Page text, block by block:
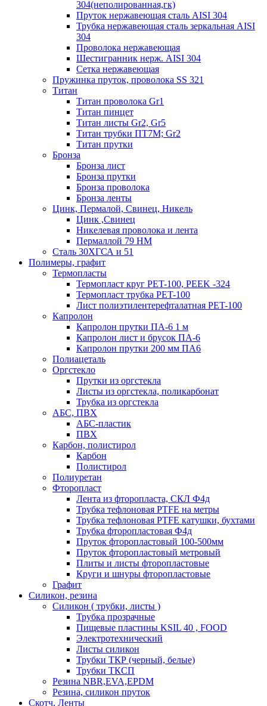
304(неполированная,гк)
Пруток нержавеющая сталь AISI 304
Трубка нержавеющая сталь зеркальная AISI
304
Проволока нержавеющая
Шестигранник нерж. AISI 304
Сетка нержавеющая
Пружинка пруток, проволока SS 321
Титан
Титан проволока Gr1
Титан пинцет
Титан листы Gr2, Gr5
Титан трубки ПТ7М; Gr2
Титан прутки
Бронза
Бронза лист
Бронза прутки
Бронза проволока
Бронза ленты
Цинк, Пермалой, Свинец, Никель
Цинк ,Свинец
Никелевая проволока и лента
Пермаллой 79 НМ
Сталь 30ХГСА и 51
Полимеры, графит
Термопласты
Термопласт круг PET-100, PEEK -324
Термопласт трубка PET-100
Лист полиэтилентерефталатная PET-100
Капролон
Капролон прутки ПА-6 1 м
Капролон лист и брусок ПА-6
Капролон прутки 200 мм ПА6
Полиацеталь
Оргстекло
Прутки из оргстекла
Листы из оргстекла, поликарбонат
Трубка из оргстекла
АБС, ПВХ
АБС-пластик
ПВХ
Карбон, полистирол
Карбон
Полистирол
Полиуретан
Фторопласт
Лента из фторопласта, СКЛ Ф4д
Трубка тефлоновая PTFE на метры
Трубка тефлоновая PTFE катушки, бухтами
Трубка фторопластовая Ф4д
Пруток фторопластовый 100-500мм
Пруток фторопластовый метровый
Плиты и листы фторопластовые
Круги и шнуры фторопластовые
Графит
Силикон, резина
Силикон ( трубки, листы )
Трубка прозрачные
Пищевые пластины KSIL 40 , FOOD
Электротехнический
Листы силикон
Трубки ТКР (черный, белые)
Трубки ТКСП
Резина NBR,EVA,EPDM
Резина, силикон пруток
Скотч, Ленты